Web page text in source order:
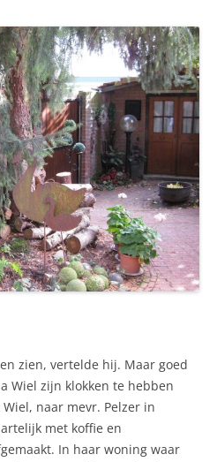
zien, vertelde hij. Maar goed
Wiel zijn klokken te hebben
naar mevr. Pelzer in
met koffie en
In haar woning waar